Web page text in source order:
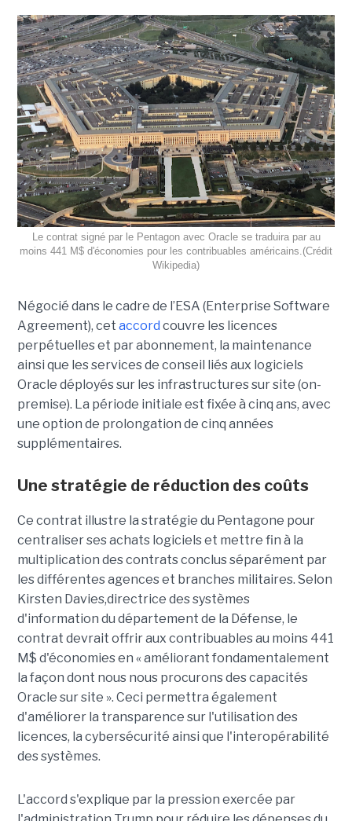
Le contrat signé par le Pentagon avec Oracle se traduira par au
moins 441 M$ d'économies pour les contribuables américains.(Crédit
Wikipedia)
Négocié dans le cadre de l’ESA (Enterprise Software
Agreement), cet accord couvre les licences
perpétuelles et par abonnement, la maintenance
ainsi que les services de conseil liés aux logiciels
Oracle déployés sur les infrastructures sur site (on-
premise). La période initiale est fixée à cinq ans, avec
une option de prolongation de cinq années
supplémentaires.
Une stratégie de réduction des coûts
Ce contrat illustre la stratégie du Pentagone pour
centraliser ses achats logiciels et mettre fin à la
multiplication des contrats conclus séparément par
les différentes agences et branches militaires. Selon
Kirsten Davies,directrice des systèmes
d'information du département de la Défense, le
contrat devrait offrir aux contribuables au moins 441
M$ d'économies en « améliorant fondamentalement
la façon dont nous nous procurons des capacités
Oracle sur site ». Ceci permettra également
d'améliorer la transparence sur l'utilisation des
licences, la cybersécurité ainsi que l'interopérabilité
des systèmes.
L'accord s'explique par la pression exercée par